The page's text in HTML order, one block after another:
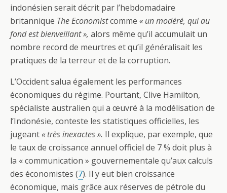
indonésien serait décrit par l’hebdomadaire
britannique The Economistcomme « un modéré, qui au
fond est bienveillant », alors même qu’il accumulait un
nombre record de meurtres et qu’il généralisait les
pratiques de la terreur et de la corruption.
L’Occident salua également les performances
économiques du régime. Pourtant, Clive Hamilton,
spécialiste australien qui a œuvré à la modélisation de
l’Indonésie, conteste les statistiques officielles, les
jugeant« très inexactes ». Il explique, par exemple, que
le taux de croissance annuel officiel de 7 % doit plus à
la « communication » gouvernementale qu’aux calculs
des économistes (7). Il y eut bien croissance
économique, mais grâce aux réserves de pétrole du